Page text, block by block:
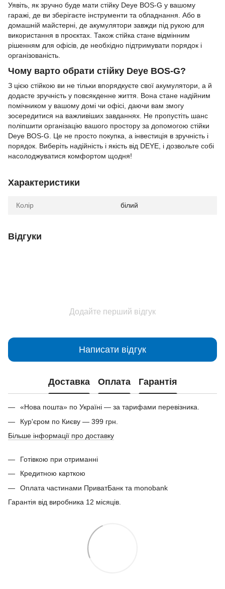
Уявіть, як зручно буде мати стійку Deye BOS-G у вашому
гаражі, де ви зберігаєте інструменти та обладнання. Або в
домашній майстерні, де акумулятори завжди під рукою для
використання в проєктах. Також стійка стане відмінним
рішенням для офісів, де необхідно підтримувати порядок і
організованість.
Чому варто обрати стійку Deye BOS-G?
З цією стійкою ви не тільки впорядкуєте свої акумулятори, а й
додасте зручність у повсякденне життя. Вона стане надійним
помічником у вашому домі чи офісі, даючи вам змогу
зосередитися на важливіших завданнях. Не пропустіть шанс
поліпшити організацію вашого простору за допомогою стійки
Deye BOS-G. Це не просто покупка, а інвестиція в зручність і
порядок. Виберіть надійність і якість від DEYE, і дозвольте собі
насолоджуватися комфортом щодня!
Характеристики
Колір білий
Відгуки
Додайте перший відгук
Написати відгук
Доставка Оплата Гарантія
«Нова пошта» по Україні — за тарифами перевізника.
Кур'єром по Києву — 399 грн.
Більше інформації про доставку
Готівкою при отриманні
Кредитною карткою
Оплата частинами ПриватБанк та monobank
Гарантія від виробника 12 місяців.